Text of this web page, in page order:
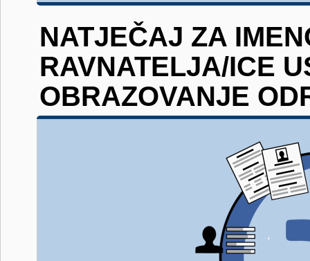
NATJEČAJ ZA
RAVNATELJA/ICE
OBRAZOVANJE